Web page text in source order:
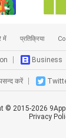
में प्रतिक्रिया
Business
करें
© 2015-2026
Privacy